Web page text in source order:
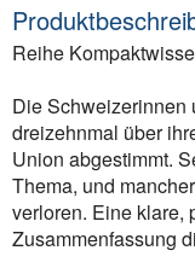
Reihe
Die Schweizerinnen
dreizehnmal über
Union abgestimmt.
Thema, und
verloren. Eine klare,
Zusammenfassung